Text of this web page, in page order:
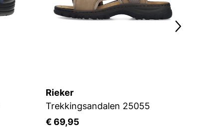
Rieker
Trekkingsandalen 25055
€ 69,95